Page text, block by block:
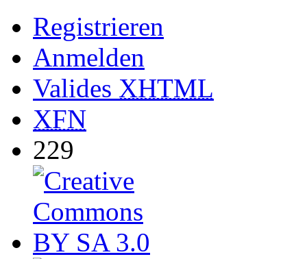
Registrieren
Anmelden
Valides XHTML
XFN
229